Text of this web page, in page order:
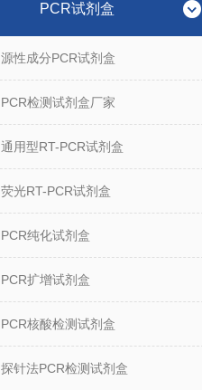
PCR试剂盒
源性成分PCR试剂盒
PCR检测试剂盒厂家
通用型RT-PCR试剂盒
荧光RT-PCR试剂盒
PCR纯化试剂盒
PCR扩增试剂盒
PCR核酸检测试剂盒
探针法PCR检测试剂盒